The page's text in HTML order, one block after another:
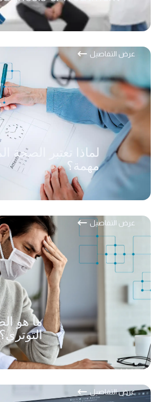
لماذا تعتبر الصحة
مهمة؟
عرض التفاصيل
ما هو
عرض التفاصيل
عرض التفاصيل